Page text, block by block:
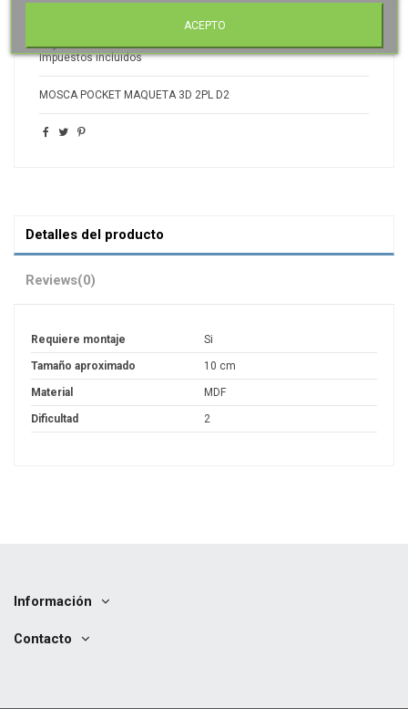
Impuestos incluidos
MOSCA POCKET MAQUETA 3D 2PL D2
Detalles del producto
Reviews(0)
Requiere montaje Si
Tamaño aproximado 10 cm
Material MDF
Dificultad 2
Información
Contacto
ACEPTO